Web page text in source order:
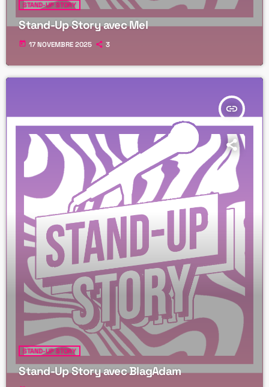
STAND-UP STORY
Stand-Up Story avec Mel
today 17 NOVEMBRE 2025 3
insert_link
STAND-UP STORY
Stand-Up Story avec BlagAdam